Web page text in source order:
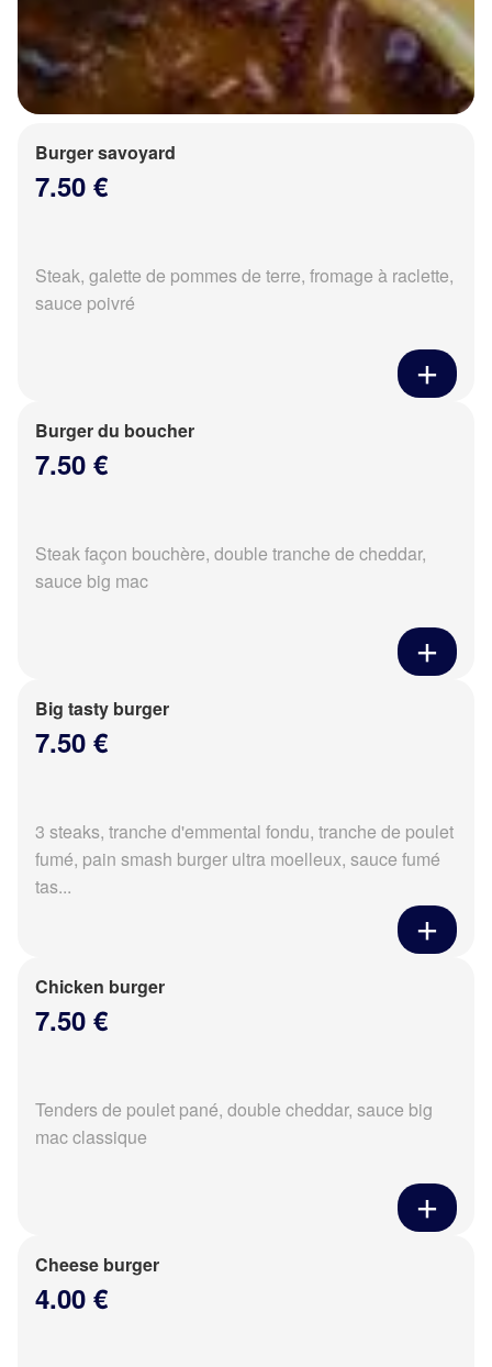
Burger savoyard
7.50 €
Steak, galette de pommes de terre, fromage à raclette,
sauce poivré
Burger du boucher
7.50 €
Steak façon bouchère, double tranche de cheddar,
sauce big mac
Big tasty burger
7.50 €
3 steaks, tranche d'emmental fondu, tranche de poulet
fumé, pain smash burger ultra moelleux, sauce fumé
tas...
Chicken burger
7.50 €
Tenders de poulet pané, double cheddar, sauce big
mac classique
Cheese burger
4.00 €